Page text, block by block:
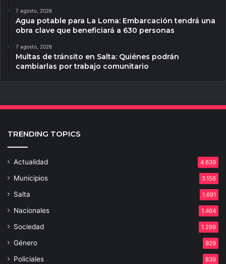
7 agosto, 2026
Agua potable para La Loma: Embarcación tendrá una
obra clave que beneficiará a 630 personas
7 agosto, 2026
Multas de tránsito en Salta: Quiénes podrán
cambiarlas por trabajo comunitario
TRENDING TOPICS
Actualidad 4.639
Municipios 3.156
Salta 1.691
Nacionales 1.464
Sociedad 1.299
Género 929
Policiales 839